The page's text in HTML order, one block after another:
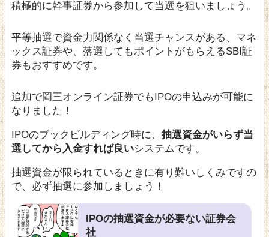
積極的に幹事証券から参加して当選を狙いましょう。
平等抽選で資金力関係なく当選チャンスがある、マネ
ックス証券や、落選してもポイントがもらえるSBI証
券もおすすめです。
追加で岡三オンライン証券でもIPOの申込みが可能に
なりました！
IPOのブックビルディング時に、 抽選資金がいらず当
選してから入金すれば良いシステムです。
抽選資金が限られているときに有り難いしくみですの
で、必ず抽選に参加しましょう！
IPOの抽選資金が必要ない証券会
社